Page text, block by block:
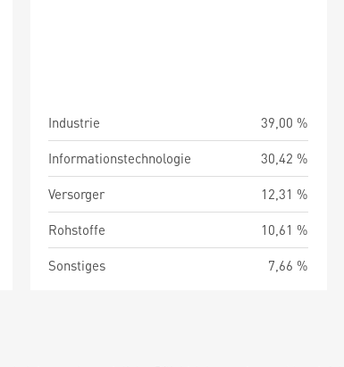
Industrie
39,00 %
Informationstechnologie
30,42 %
Versorger
12,31 %
Rohstoffe
10,61 %
Sonstiges
7,66 %